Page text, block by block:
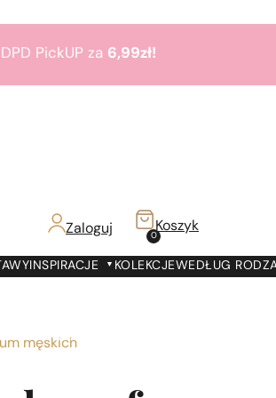
PickUP za 6,99zł!
6,99zł!
7 urodziny
Zaloguj 0
Koszyk
INSPIRACJE KOLEKCJEWEDŁUG
męskich